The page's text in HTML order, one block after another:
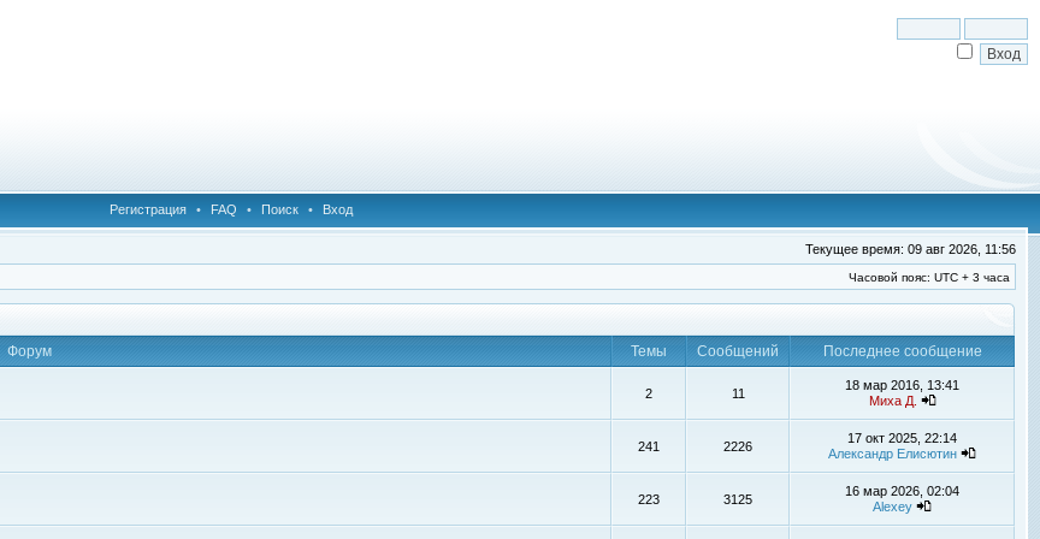
Регистрация • FAQ • Поиск • Вход
Текущее время: 09 авг 2026, 11:56
Часовой пояс: UTC + 3 часа
Форум
Темы Сообщений
Последнее сообщение
2 11
18 мар 2016, 13:41
Миха Д.
241 2226
17 окт 2025, 22:14
Александр Елисютин
223 3125
16 мар 2026, 02:04
Alexey